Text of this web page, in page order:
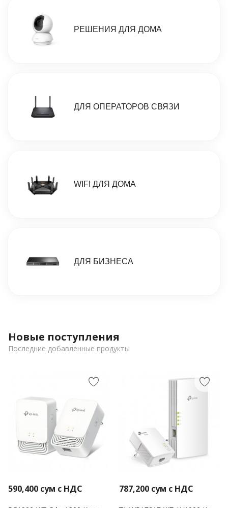
РЕШЕНИЯ ДЛЯ ДОМА
ДЛЯ ОПЕРАТОРОВ СВЯЗИ
WIFI ДЛЯ ДОМА
ДЛЯ БИЗНЕСА
Новые поступления
Последние добавленные продукты
590,400 сум с НДС 787,200 сум с НДС